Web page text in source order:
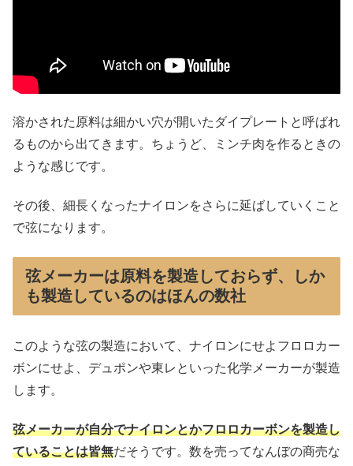
溶かされた原料は細かい穴が開いたダイプレートと呼ばれ
るものから出てきます。ちょうど、ミンチ肉を作るときの
ような感じです。
その後、細長くなったナイロンをさらに延ばしていくこと
で弦になります。
弦メーカーは原料を製造しておらず、しか
も製造しているのはほんの数社
このような弦の製造において、ナイロンにせよフロロカー
ボンにせよ、デュポンや東レといった化学メーカーが製造
します。
弦メーカーが自分でナイロンとかフロロカーボンを製造し
ていることは皆無だそうです。数を売ってなんぼの商売な